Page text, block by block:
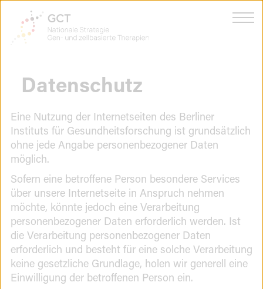
Zum
Seiteninhalt
springen
Zur
Startseite
von
Nationale
für
Gen-
und
Zelltherapien
Über
Infos
Nationales Netzwerkbüro
Regulatorische Beratung
GeneNovate®
Förderungen
Kontakt
Datenschutz
Eine Nutzung der Internetseiten des Berliner
Instituts für Gesundheitsforschung ist grundsätzlich
ohne jede Angabe personenbezogener Daten
möglich.
Sofern eine betroffene Person besondere Services
über unsere Internetseite in Anspruch nehmen
möchte, könnte jedoch eine Verarbeitung
personenbezogener Daten erforderlich werden. Ist
die Verarbeitung personenbezogener Daten
erforderlich und besteht für eine solche Verarbeitung
keine gesetzliche Grundlage, holen wir generell eine
Einwilligung der betroffenen Person ein.